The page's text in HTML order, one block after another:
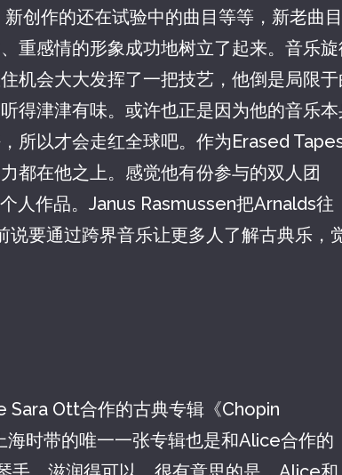
创作的还在试验中的曲目等等，新老曲
重感情的形象成功地树立了起来。音乐
机会大大发挥了一把技艺，他倒是局限于
得津津有味。或许也正是因为他的音乐本
所以才会走红全球吧。作为Erased
都在他之上。感觉他有份参与的双人团
人作品。Janus Rasmussen把Arnalds往
要通过跨界音乐让更多人了解古典乐，
Sara Ott合作的古典专辑《Chopin
海时带的唯一一张专辑也是和Alice合作的